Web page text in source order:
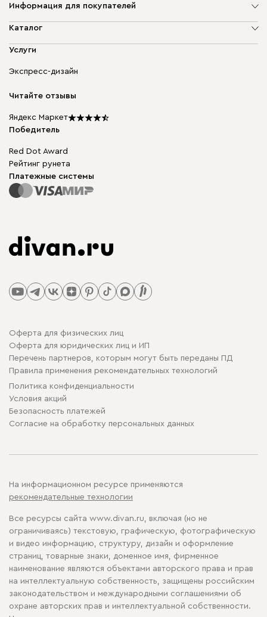
Информация для покупателей
О компании
Доставка и оплата
диван.клуб
Карьера
Подарочные сертификаты
Мы в прессе
Каталог
Мягкая мебель
Бескаркасная мебель
Столы и стулья
Услуги
Экспресс-дизайн
Читайте отзывы
Яндекс Маркет
Победитель
Red Dot Award
Рейтинг рунета
Платежные системы
Оферта для физических лиц
Оферта для юридических лиц и ИП
Перечень партнеров, которым могут быть переданы ПД
Правила применения рекомендательных технологий
Политика конфиденциальности
Условия акций
Безопасность платежей
Cогласие на обработку персональных данных
На информационном ресурсе применяются
рекомендательные технологии
Все ресурсы сайта www.divan.ru, включая (но не
ограничиваясь) текстовую, графическую, фотографическую
и видео информацию, структуру, дизайн и оформление
страниц, товарные знаки, доменное имя, фирменное
наименование являются объектами авторского права и прав
на интеллектуальную собственность, защищены российским
законодательством и международными соглашениями об
охране авторских прав и интеллектуальной собственности.